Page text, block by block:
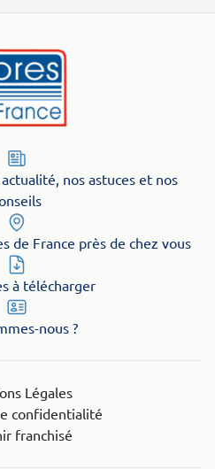
nos astuces et nos
de France près de chez vous
à télécharger
nous ?
Légales
confidentialité
franchisé